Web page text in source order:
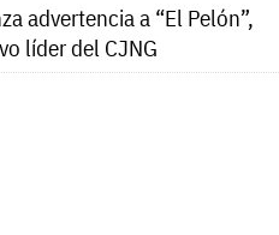
advertencia a “El Pelón”,
líder del CJNG